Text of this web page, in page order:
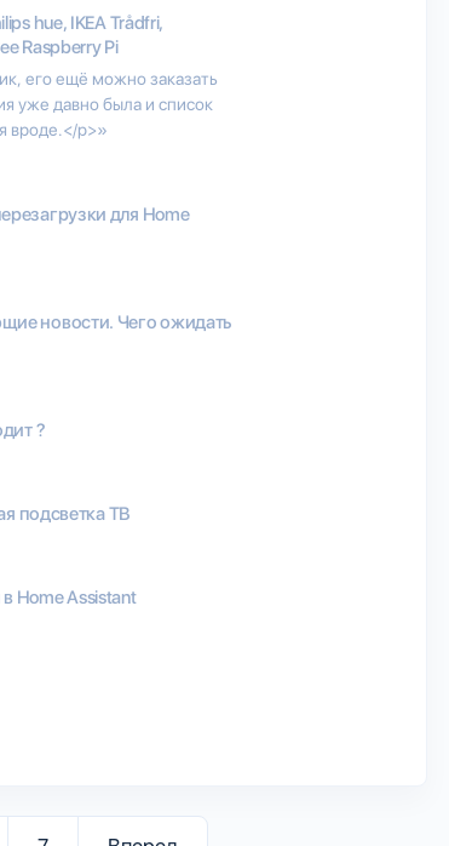
hue, IKEA Trådfri,
Raspberry Pi
его ещё можно заказать
уже давно была и список
вроде.</p>»
для Home
новости. Чего ожидать
?
подсветка ТВ
Home Assistant